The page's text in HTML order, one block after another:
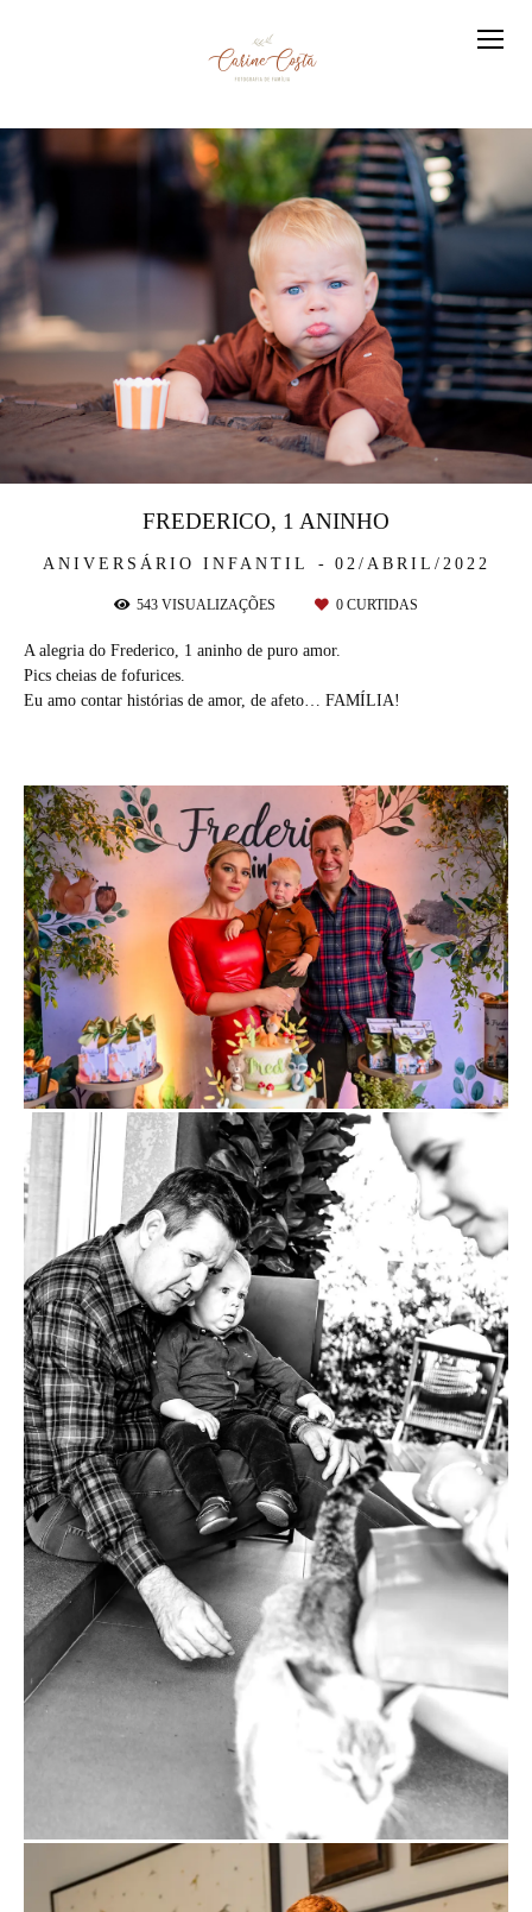
ANIVERSÁRIO INFANTIL 02/ABRIL/2022
FREDERICO, 1 ANINHO
543 VISUALIZAÇÕES 0 CURTIDAS
A alegria do Frederico, 1 aninho de puro amor.
Pics cheias de fofurices.
Eu amo contar histórias de amor, de afeto… FAMÍLIA!